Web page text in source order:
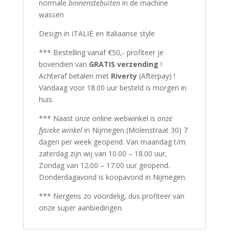
normale binnenstebuiten in de machine
wassen
Design in ITALIË en Italiaanse style
*** Bestelling vanaf €50,- profiteer je
bovendien van GRATIS verzending !
Achteraf betalen met Riverty (Afterpay) !
Vandaag voor 18.00 uur besteld is morgen in
huis.
*** Naast onzeonline webwinkel is onze
fysieke winkelin Nijmegen (Molenstraat 30) 7
dagen per week geopend. Van maandag t/m
zaterdag zijn wij van 10.00 – 18.00 uur,
Zondag van 12.00 – 17.00 uur geopend.
Donderdagavond is koopavond in Nijmegen.
*** Nergens zo voordelig, dus profiteer van
onze super aanbiedingen.